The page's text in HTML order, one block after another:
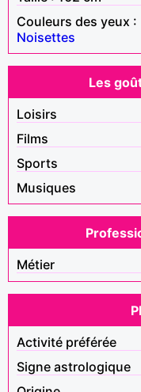
Couleurs des yeux :
Noisettes
Les
Loisirs
Films
Sports
Musiques
Métier
Activité préférée
Signe astrologique